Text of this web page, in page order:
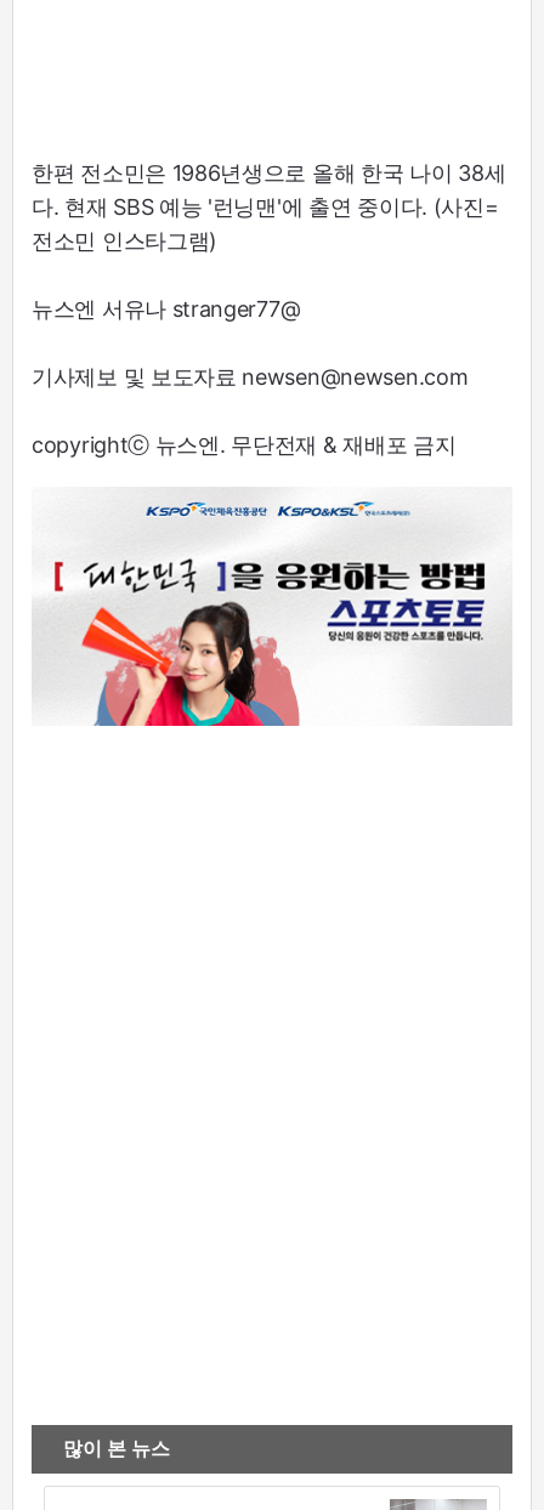
한편 전소민은 1986년생으로 올해 한국 나이 38세
다. 현재 SBS 예능 '런닝맨'에 출연 중이다. (사진=
전소민 인스타그램)
뉴스엔 서유나 stranger77@
기사제보 및 보도자료 newsen@newsen.com
copyrightⓒ 뉴스엔. 무단전재 & 재배포 금지
많이 본 뉴스